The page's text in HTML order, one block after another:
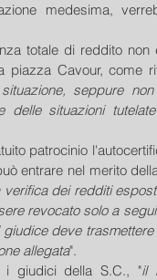
medesima,
totale di reddito
piazza Cavour, come
seppure non
situazioni
patrocinio
entrare nel merito
verifica dei redditi
revocato solo a
deve
allegata".
i giudici della S.C., "il